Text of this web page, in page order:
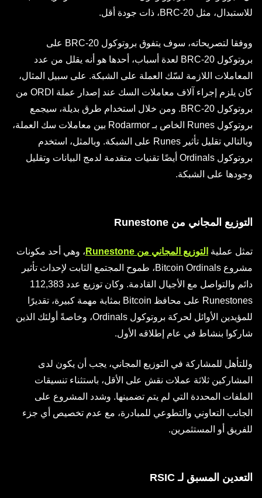
للاستبدال، مثل BRC-20، ذات جودة أقل.
ووفقا لتصريحاته، سوف يتفوق بروتوكول BRC-20 على
بروتوكول BRC-20 لعدة أسباب، أحدها هو أنه يقلل من عدد
المعاملات اللازمة لسّك العملة على الشبكة. على سبيل المثال،
كان يلزم إجراء آلاف معاملات السك عند إصدار عملة ORDI من
بروتوكول BRC-20. ومن خلال استخدام طرق بديلة، سيجمع
بروتوكول Runes الخاص بـ Rodarmor بين معاملات سك العملة،
وبالتالي تقليل تأثير Runes على الشبكة. وبالمثل، استخدم
بروتوكول Ordinals أيضًا تقنيات متقدمة لدمج البيانات وتقليل
وجودها على الشبكة.
التوزيع المجاني من Runestone
تمثل عملية التوزيع المجاني من Runestone
، وهي أحد مكونات
مشروع Bitcoin Ordinals، طموح المجتمع الثابت لإحداث تأثير
دائم والتواصل مع الأجيال القادمة. وكان توزيع عدد 112,383
Runestones على محافظ Bitcoin بمثابة مهمة كبيرة، تقديرًا
للمؤيدين الأوائل لحركة بروتوكول Ordinals، وخاصةً أولئك الذين
شاركوا بنشاط في عام إطلاقه الأول.
وللتأهل للمشاركة في التوزيع المجاني، يجب أن يكون لدى
المشاركين ثلاثة عملات نقش على الأقل، باستثناء تنسيقات
الملفات المحددة التي لم يتم تضمينها. وشدد المشروع على
الجانب التعاوني والتطوعي للمبادرة، مع عدم تخصيص أي جزء
للفريق أو المستثمرين.
التعدين المسبق لـ RSIC